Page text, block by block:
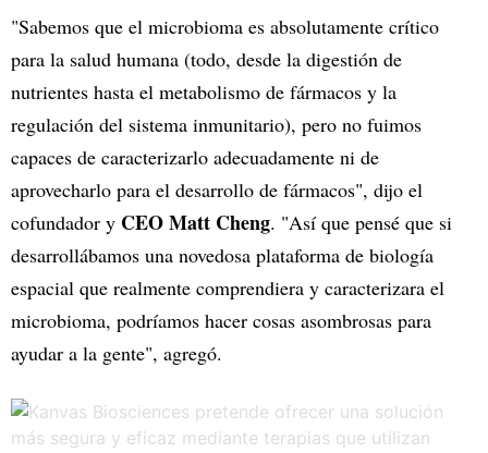
"Sabemos que el microbioma es absolutamente crítico
para la salud humana (todo, desde la digestión de
nutrientes hasta el metabolismo de fármacos y la
regulación del sistema inmunitario), pero no fuimos
capaces de caracterizarlo adecuadamente ni de
aprovecharlo para el desarrollo de fármacos", dijo el
cofundador y CEOMatt Cheng. "Así que pensé que si
desarrollábamos una novedosa plataforma de biología
espacial que realmente comprendiera y caracterizara el
microbioma, podríamos hacer cosas asombrosas para
ayudar a la gente", agregó.